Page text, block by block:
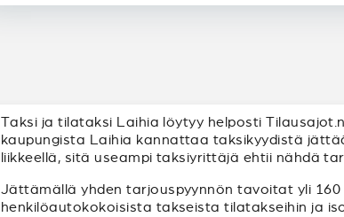
Taksi ja tilataksi Laihia löytyy helposti
kaupungista Laihia kannattaa taksikyydistä
liikkeellä, sitä useampi taksiyrittäjä ehtii nähdä
Jättämällä yhden tarjouspyynnön tavoitat yli
henkilöautokokoisista takseista tilatakseihin ja